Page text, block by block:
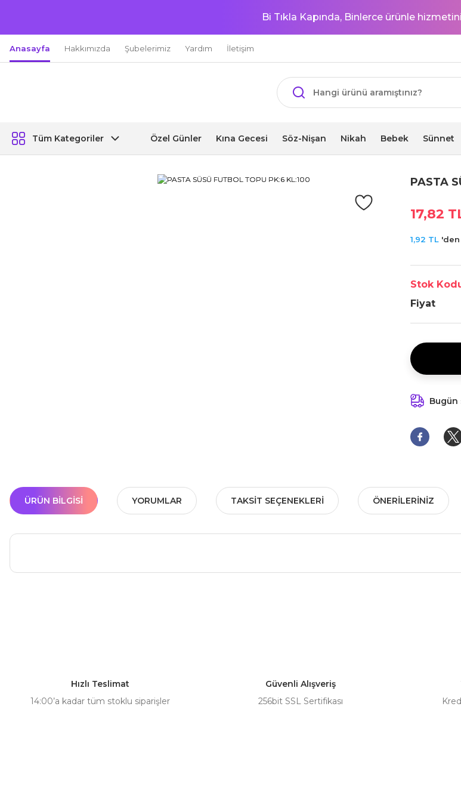
Bi Tıkla Kapında, Binlerce ürünle
Anasayfa Hakkımızda Şubelerimiz Yardım İletişim
Tüm Kategoriler Özel Günler Kına Gecesi Söz-Nişan Nikah Bebek Sünnet
PASTA
17,82
1,92 TL
Stok
Fiyat
ÜRÜN BILGISI YORUMLAR TAKSIT SEÇENEKLERI ÖNERILERINIZ
Ürün fiyatı diğer sitelerden daha pahalı.
Hızlı Teslimat
14:00’a kadar tüm stoklu siparişler
Güvenli Alışveriş
256bit SSL Sertifikası